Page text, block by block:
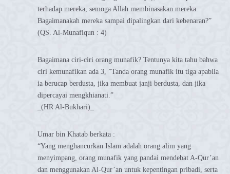
terhadap mereka, semoga Allah membinasakan mereka.
Bagaimanakah mereka sampai dipalingkan dari kebenaran?”
(QS. Al-Munafiqun : 4)
Bagaimana ciri-ciri orang munafik? Tentunya kita tahu bahwa
ciri kemunafikan ada 3, ”Tanda orang munafik itu tiga apabila
ia berucap berdusta, jika membuat janji berdusta, dan jika
dipercayai mengkhianati.”
_(HR Al-Bukhari)_
Umar bin Khatab berkata :
“Yang menghancurkan Islam adalah orang alim yang
menyimpang, orang munafik yang pandai mendebat A-Qur’an
dan menggunakan Al-Qur’an untuk kepentingan pribadi, serta